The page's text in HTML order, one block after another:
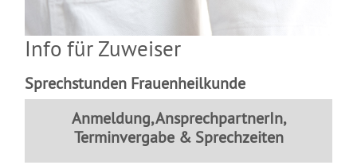
Info für Zuweiser
Sprechstunden Frauenheilkunde
Anmeldung, AnsprechpartnerIn,
Terminvergabe & Sprechzeiten